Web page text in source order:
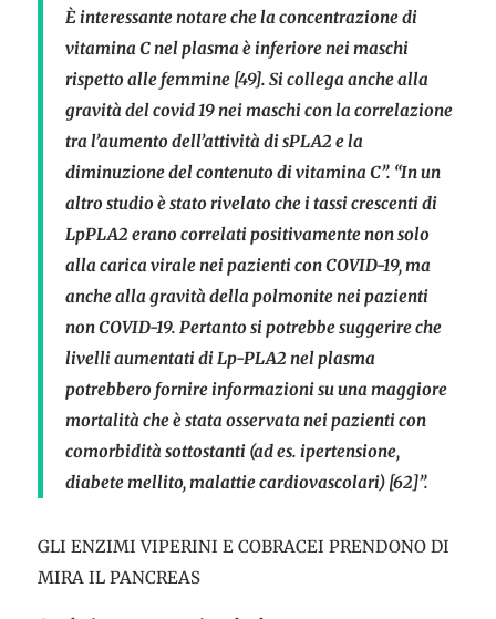
È interessante notare che la concentrazione di
vitamina C nel plasma è inferiore nei maschi
rispetto alle femmine [49]. Si collega anche alla
gravità del covid 19 nei maschi con la correlazione
tra l’aumento dell’attività di sPLA2 e la
diminuzione del contenuto di vitamina C”. “In un
altro studio è stato rivelato che i tassi crescenti di
LpPLA2 erano correlati positivamente non solo
alla carica virale nei pazienti con COVID-19, ma
anche alla gravità della polmonite nei pazienti
non COVID-19. Pertanto si potrebbe suggerire che
livelli aumentati di Lp-PLA2 nel plasma
potrebbero fornire informazioni su una maggiore
mortalità che è stata osservata nei pazienti con
comorbidità sottostanti (ad es. ipertensione,
diabete mellito, malattie cardiovascolari) [62]”.
GLI ENZIMI VIPERINI E COBRACEI PRENDONO DI
MIRA IL PANCREAS